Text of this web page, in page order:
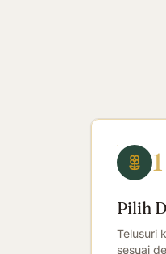
1
Pilih
Telusuri
sesuai